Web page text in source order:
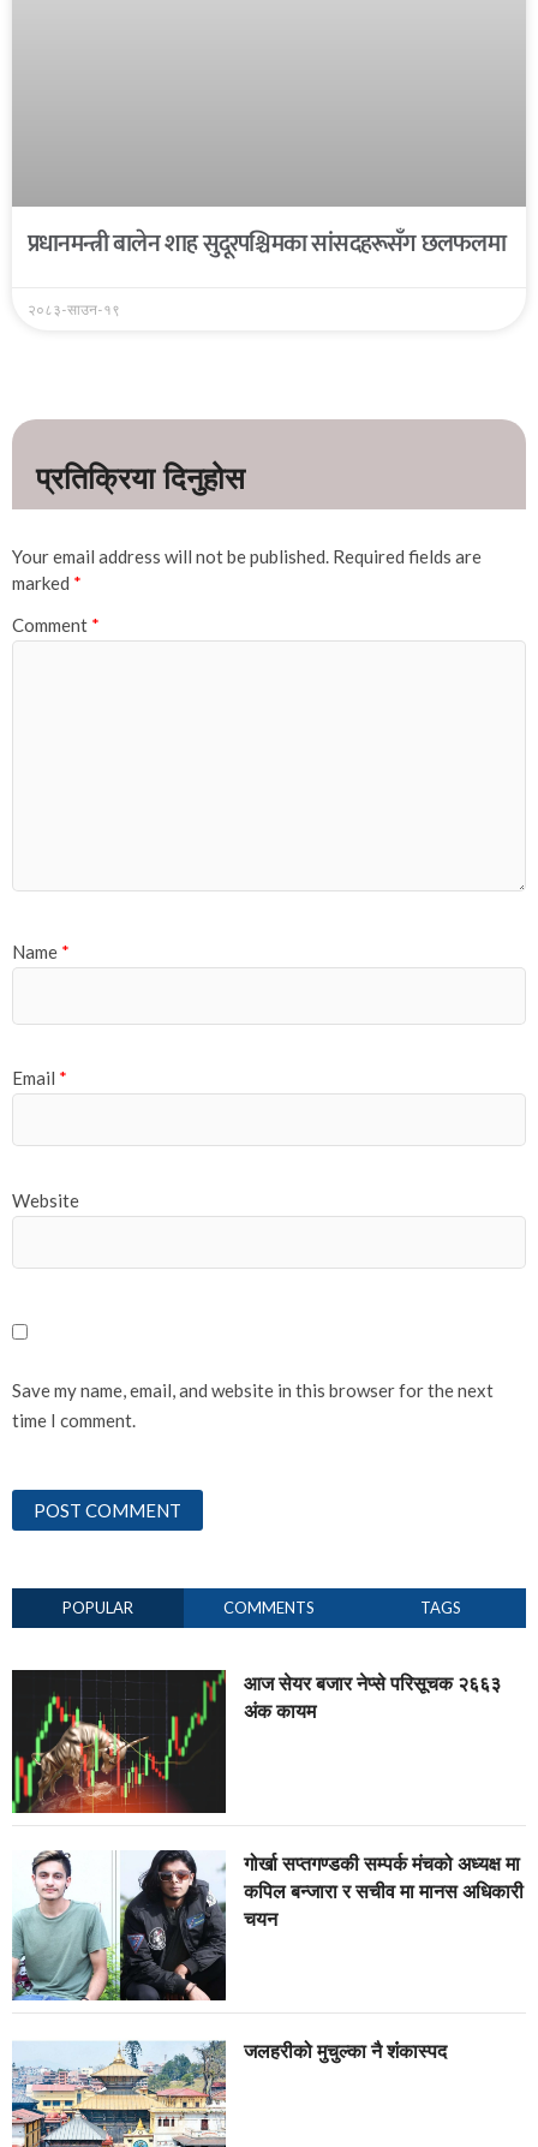
प्रधानमन्त्री बालेन शाह सुदूरपश्चिमका सांसदहरूसँग छलफलमा
२०८३-साउन-१९
Your email address will not be published. Required fields are
marked *
Comment *
Name *
Email *
Website
Save my name, email, and website in this browser for the next
time I comment.
POPULAR COMMENTS TAGS
आज सेयर बजार नेप्से परिसूचक २६६३
अंक कायम
गोर्खा सप्तगण्डकी सम्पर्क मंचको अध्यक्ष मा
कपिल बन्जारा र सचीव मा मानस अधिकारी
चयन
जलहरीको मुचुल्का नै शंंकास्पद